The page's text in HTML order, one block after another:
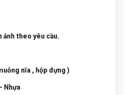
ảnh theo yêu cầu.
nĩa , hộp đựng )
Nhựa